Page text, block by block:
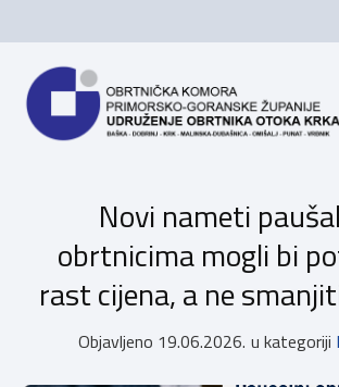
Novi nameti
obrtnicima mogli bi
rast cijena, a ne
Objavljeno 19.06.2026. u kategoriji